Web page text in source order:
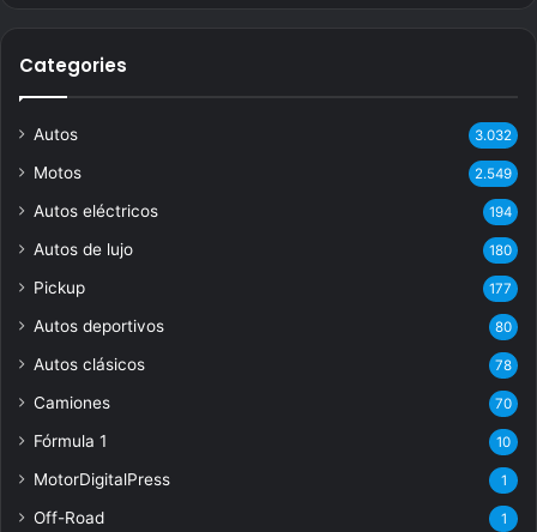
Categories
Autos 3.032
Motos 2.549
Autos eléctricos 194
Autos de lujo 180
Pickup 177
Autos deportivos 80
Autos clásicos 78
Camiones 70
Fórmula 1 10
MotorDigitalPress 1
Off-Road 1